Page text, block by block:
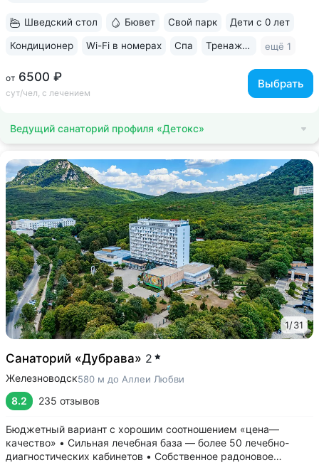
от 6500 ₽
сут/чел, с лечением
Выбрать
Шведский стол Бювет Свой парк Дети с 0 лет
Кондиционер Wi-Fi в номерах Спа Тренажерный зал ещё 1
Ведущий санаторий профиля «Детокс»
1/31
Санаторий «Дубрава» 2
Железноводск580 м до Аллеи Любви
8.2 235 отзывов
Бюджетный вариант с хорошим соотношением «цена—
качество» • Сильная лечебная база — более 50 лечебно-
диагностических кабинетов • Собственное радоновое